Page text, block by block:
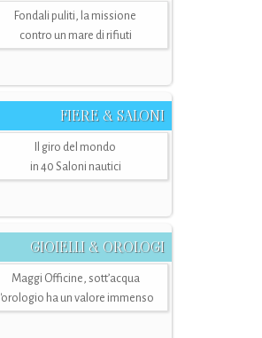
Fondali puliti, la missione
contro un mare di rifiuti
FIERE & SALONI
Il giro del mondo
in 40 Saloni nautici
GIOIELLI & OROLOGI
Maggi Officine, sott’acqua
l'orologio ha un valore immenso